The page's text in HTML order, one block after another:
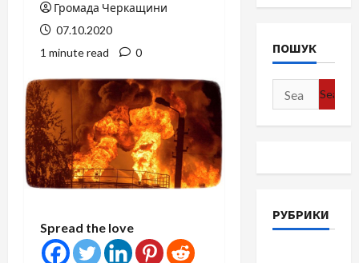
Громада Черкащини
07.10.2020
1 minute read
0
Spread the love
ПОШУК
Search
for:
РУБРИКИ